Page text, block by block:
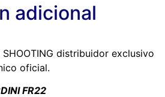
adicional
distribuidor exclusivo
oficial.
FR22